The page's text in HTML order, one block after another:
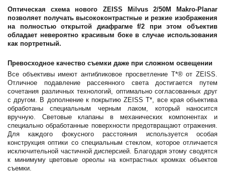
Оптическая схема нового ZEISS Milvus 2/50M Makro-Planar
позволяет получать высококонтрастные и резкие изображения
на полностью открытой диафрагме f/2 при этом объектив
обладает невероятно красивым боке в случае использования
как портретный.
Превосходное качество съемки даже при сложном освещении
Все объективы имеют антибликовое просветление T*® от ZEISS.
Отличное подавление рассеянного света достигается путем
сочетания различных технологий, оптимально согласованных друг
с другом. В дополнение к покрытию ZEISS T*, все края объектива
обработаны специальным черным лаком, который наносится
вручную. Световые клапаны в механических компонентах и
специально обработанные поверхности предотвращают отражения.
Для каждого фокусного расстояния используется особая
конструкция оптики со специальным стеклом, которое отличается
исключительной частичной дисперсией. Благодаря этому сводятся
к минимуму цветовые ореолы на контрастных кромках объектов
съемки.